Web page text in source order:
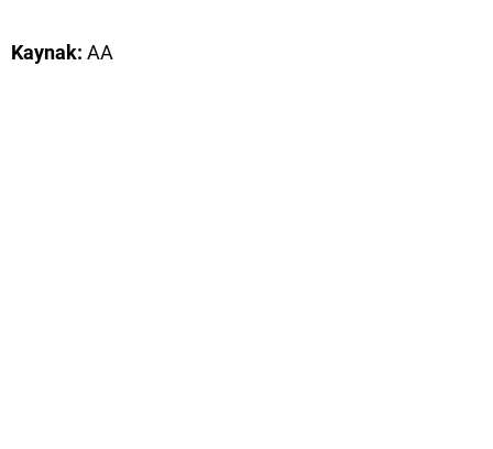
Kaynak: AA